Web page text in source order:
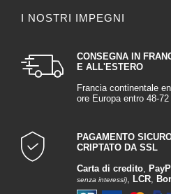
I NOSTRI IMPEGNI
CONSEGNA IN
E ALL'ESTERO
Francia continentale
ore Europa entro 48-72
PAGAMENTO
CRIPTATO DA SSL
Carta di credito,
senza interessi), LCR,